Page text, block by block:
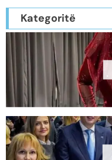
Kategoritë